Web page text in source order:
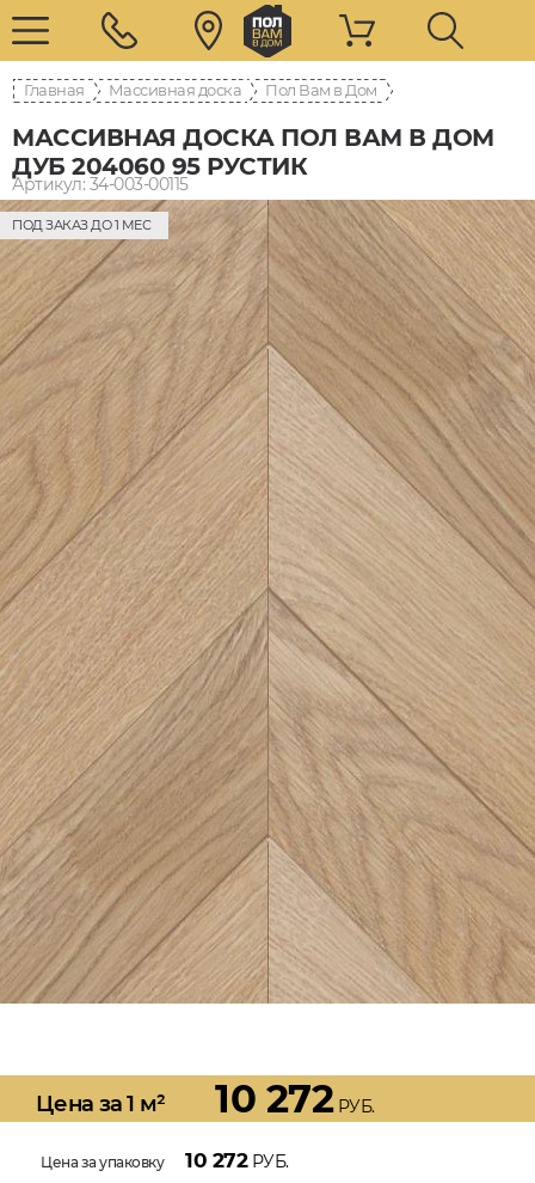
Главная Массивная доска Пол Вам в Дом
МАССИВНАЯ ДОСКА ПОЛ ВАМ В ДОМ
ДУБ 204060 95 РУСТИК
Артикул: 34-003-00115
ПОД ЗАКАЗ ДО 1 МЕС
Цена за 1 м² 10 272РУБ.
Цена за упаковку 10 272РУБ.